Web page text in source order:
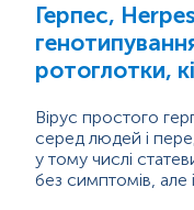
Герпес,
ротоглотки,
Вірус простого
серед людей і
у тому числі
без симптомів, але